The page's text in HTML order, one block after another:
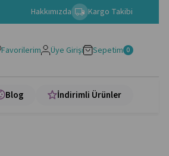
Hakkımızda Kargo Takibi
Favorilerim Üye Girişi Sepetim 0
Blog İndirimli Ürünler